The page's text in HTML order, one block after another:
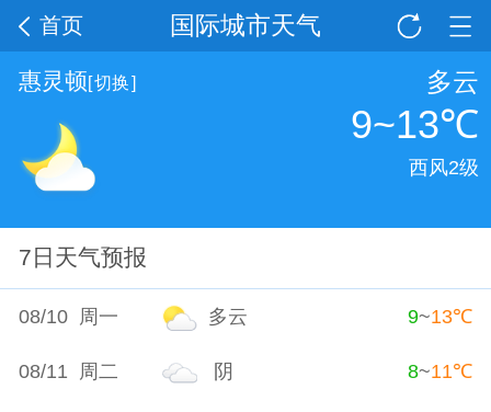
国际城市天气
首页
惠灵顿[切换] 多云
9~13℃
西风2级
7日天气预报
08/10 周一 多云 9~13℃
08/11 周二 阴 8~11℃